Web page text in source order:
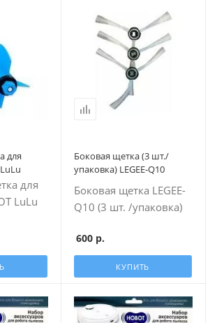
для
для
LuLu
Боковая щетка (3 шт./
упаковка) LEGEE-Q10
Боковая щетка LEGEE-
Q10 (3 шт. /упаковка)
600р.
КУПИТЬ